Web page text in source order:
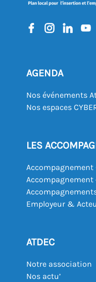
AGENDA
Nos événements
Nos espaces
LES
Accompagnement
Accompagnement
Employeur &
ATDEC
Notre association
Nos actu’